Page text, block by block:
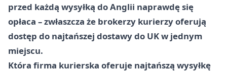
przed każdą wysyłką do Anglii naprawdę się
opłaca – zwłaszcza że brokerzy kurierzy oferują
dostęp do najtańszej dostawy do UK w jednym
miejscu.
Która firma kurierska oferuje najtańszą wysyłkę